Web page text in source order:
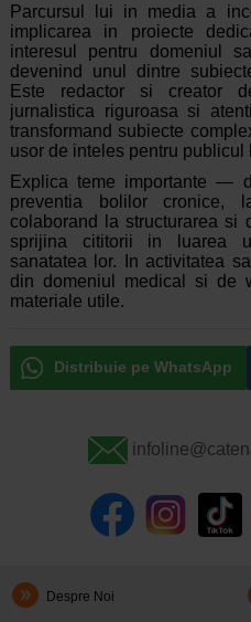
Parcursul lui in media a
implicarea in proiecte
interesul pentru domeniul
devenind unul dintre
Este redactor si creator
jurnalistica riguroasa si
transformand subiecte
usor de inteles pentru publicul
Explica teme importante —
preventia bolilor
colaborand la structurarea si
sprijina cititorii in luarea
sanatatea lor. In activitatea
din domeniul medical si de
materiale utile.
Distribuie pe WhatsApp
Despre Noi